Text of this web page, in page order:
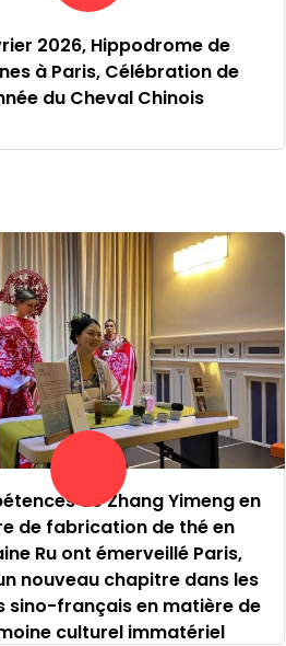
2026, Hippodrome de
à Paris, Célébration de
du Cheval Chinois
de Zhang Yimeng en
de fabrication de thé en
Ru ont émerveillé Paris,
nouveau chapitre dans les
sino-français en matière de
culturel immatériel